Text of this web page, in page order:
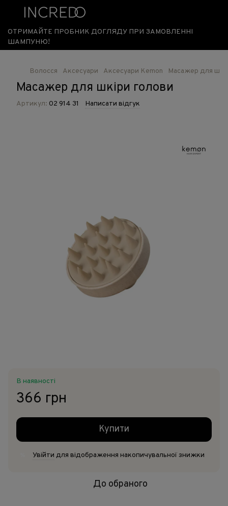
ОТРИМАЙТЕ ПРОБНИК ДОГЛЯДУ ПРИ ЗАМОВЛЕННІ
ШАМПУНЮ!
Волосся Аксесуари Аксесуари Kemon Масажер для
Масажер для шкіри голови
Артикул: 02 914 31 Написати відгук
В наявності
366 грн
Купити
Увійти для відображення накопичувальної знижки
До обраного